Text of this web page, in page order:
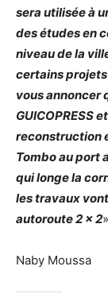
sera utilisée à
des études en
niveau de la
certains projets
vous annoncer
GUICOPRESS
reconstruction
Tombo au port
qui longe la
les travaux
autoroute 2 x 2
Naby Moussa